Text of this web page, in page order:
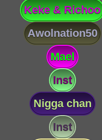
Keke & Richoo
Awolnation50
Mael
Inst
Nigga chan
Inst